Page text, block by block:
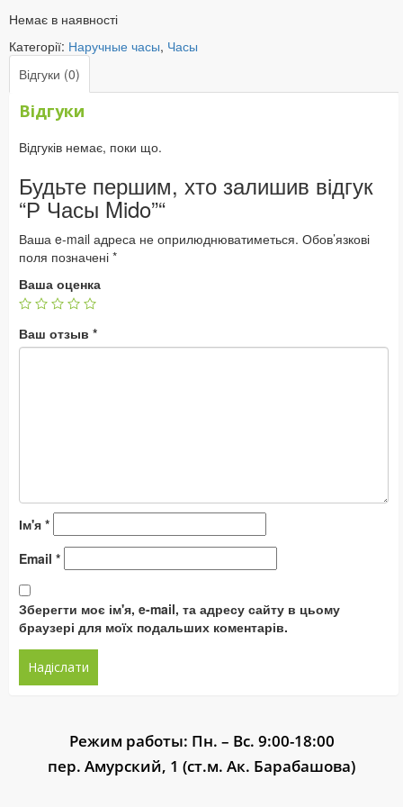
was:
2400₴.
is:
Немає в наявності
Категорії: Наручные часы, Часы
Відгуки (0)
Відгуки
Відгуків немає, поки що.
Будьте першим, хто залишив відгук
“Р Часы Mido”“
Ваша e-mail адреса не оприлюднюватиметься. Обов’язкові
поля позначені *
Ваша оценка
Ваш отзыв *
Ім'я *
Email *
Зберегти моє ім'я, e-mail, та адресу сайту в цьому
браузері для моїх подальших коментарів.
Режим работы: Пн. – Вс. 9:00-18:00
пер. Амурский, 1 (ст.м. Ак. Барабашова)